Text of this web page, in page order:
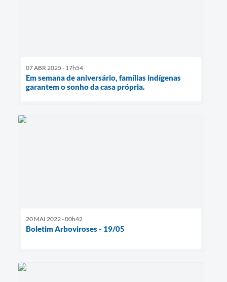
07 ABR 2025 - 17h54
Em semana de aniversário, famílias indígenas
garantem o sonho da casa própria.
20 MAI 2022 - 00h42
Boletim Arboviroses - 19/05